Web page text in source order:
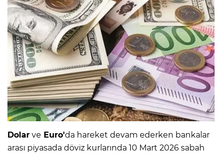
Dolar ve Euro'da hareket devam ederken bankalar
arası piyasada döviz kurlarında 10 Mart 2026 sabah